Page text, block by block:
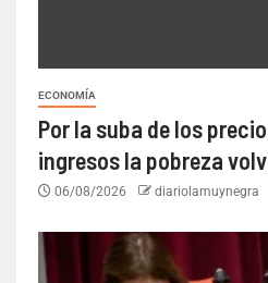
ECONOMÍA
Por la suba de los
ingresos la pobreza
06/08/2026 diariolamuynegra